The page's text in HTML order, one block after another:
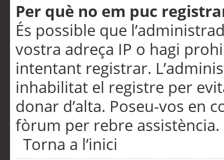
Per què no em puc
És possible que
vostra adreça IP o hagi
intentant registrar.
inhabilitat el registre per
donar d’alta. Poseu-vos en
fòrum per rebre assistència.
Torna a l’inici